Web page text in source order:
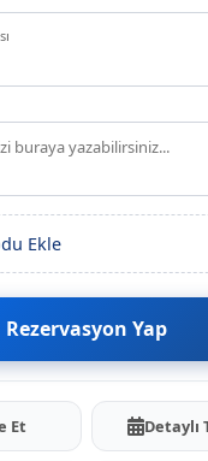
Ekle
Rezervasyon Yap
Et Detaylı